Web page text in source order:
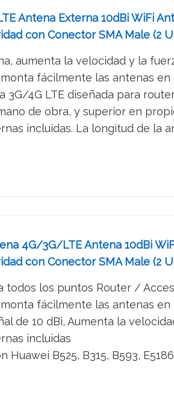
Antena Externa 10dBi WiFi
con Conector SMA Male (2
aumenta la velocidad y la
monta fácilmente las antenas
3G/4G LTE diseñada para
de obra, y superior en
incluidas. La longitud de la
4G/3G/LTE Antena 10dBi
con Conector SMA Male (2
todos los puntos Router /
monta fácilmente las antenas
de 10 dBi, Aumenta la
incluidas
Huawei B525, B315, B593,